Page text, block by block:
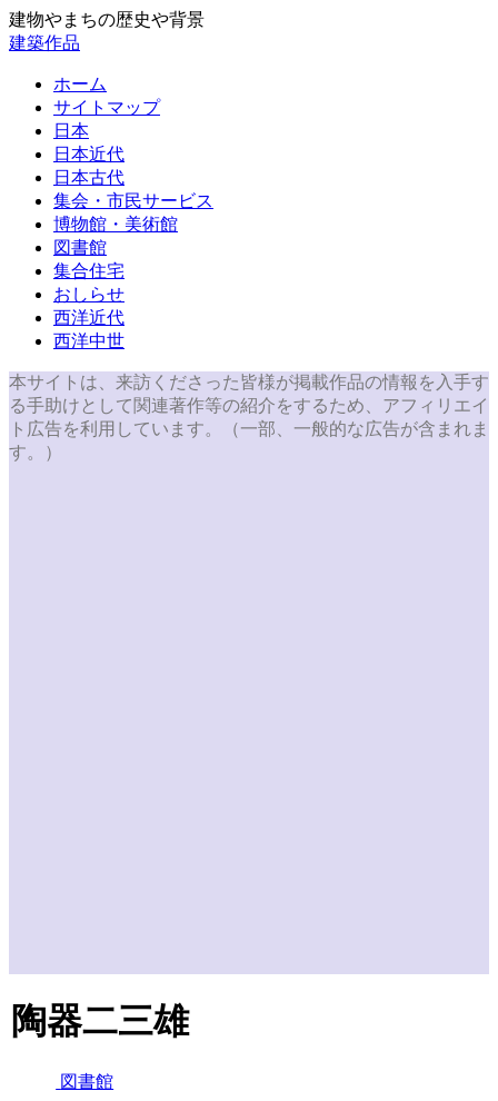
建物やまちの歴史や背景
建築作品
ホーム
サイトマップ
日本
日本近代
日本古代
集会・市民サービス
博物館・美術館
図書館
集合住宅
おしらせ
西洋近代
西洋中世
本サイトは、来訪くださった皆様が掲載作品の情報を入手す
る手助けとして関連著作等の紹介をするため、アフィリエイ
ト広告を利用しています。（一部、一般的な広告が含まれま
す。）
陶器二三雄
図書館